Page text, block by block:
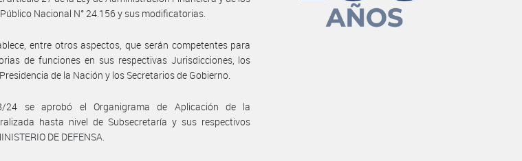
Nacional N° 24.156 y sus modificatorias.
entre otros aspectos, que serán competentes para
de funciones en sus respectivas Jurisdicciones, los
de la Nación y los Secretarios de Gobierno.
24 se aprobó el Organigrama de Aplicación de la
hasta nivel de Subsecretaría y sus respectivos
DE DEFENSA.